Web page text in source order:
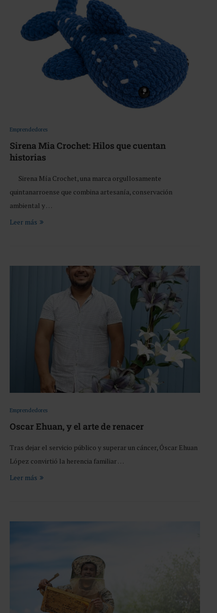
Emprendedores
Sirena Mia Crochet: Hilos que cuentan
historias
Sirena Mía Crochet, una marca orgullosamente
quintanarroense que combina artesanía, conservación
ambiental y …
Leer más
Emprendedores
Oscar Ehuan, y el arte de renacer
Tras dejar el servicio público y superar un cáncer, Óscar Ehuan
López convirtió la herencia familiar …
Leer más